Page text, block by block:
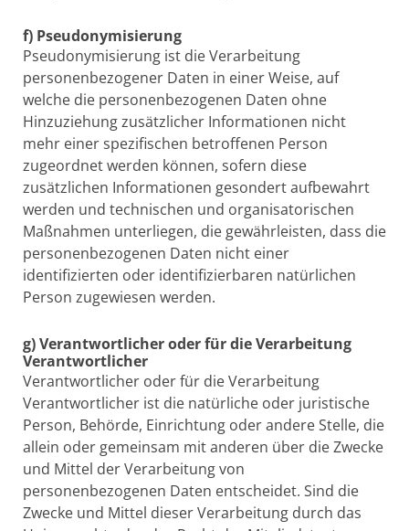
f) Pseudonymisierung
Pseudonymisierung ist die Verarbeitung
personenbezogener Daten in einer Weise, auf
welche die personenbezogenen Daten ohne
Hinzuziehung zusätzlicher Informationen nicht
mehr einer spezifischen betroffenen Person
zugeordnet werden können, sofern diese
zusätzlichen Informationen gesondert aufbewahrt
werden und technischen und organisatorischen
Maßnahmen unterliegen, die gewährleisten, dass die
personenbezogenen Daten nicht einer
identifizierten oder identifizierbaren natürlichen
Person zugewiesen werden.
g) Verantwortlicher oder für die Verarbeitung
Verantwortlicher
Verantwortlicher oder für die Verarbeitung
Verantwortlicher ist die natürliche oder juristische
Person, Behörde, Einrichtung oder andere Stelle, die
allein oder gemeinsam mit anderen über die Zwecke
und Mittel der Verarbeitung von
personenbezogenen Daten entscheidet. Sind die
Zwecke und Mittel dieser Verarbeitung durch das